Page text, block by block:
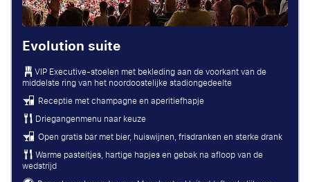
Evolution suite
VIP Executive-stoelen met bekleding aan de voorkant van de
middelste ring van het noordoostelijke stadiongedeelte
Receptie met champagne en aperitiefhapje
Driegangenmenu naar keuze
Open gratis bar met bier, huiswijnen, frisdranken en sterke drank
Warme pasteitjes, hartige hapjes en gebak na afloop van de
wedstrijd